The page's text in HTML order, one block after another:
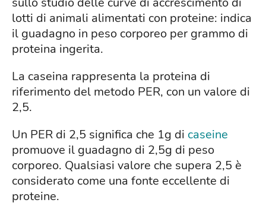
lotti di animali alimentati con proteine: indica
il guadagno in peso corporeo per grammo di
proteina ingerita.
La caseina rappresenta la proteina di
riferimento del metodo PER, con un valore di
2,5.
Un PER di 2,5 significa che 1g di caseine
promuove il guadagno di 2,5g di peso
corporeo. Qualsiasi valore che supera 2,5 è
considerato come una fonte eccellente di
proteine.